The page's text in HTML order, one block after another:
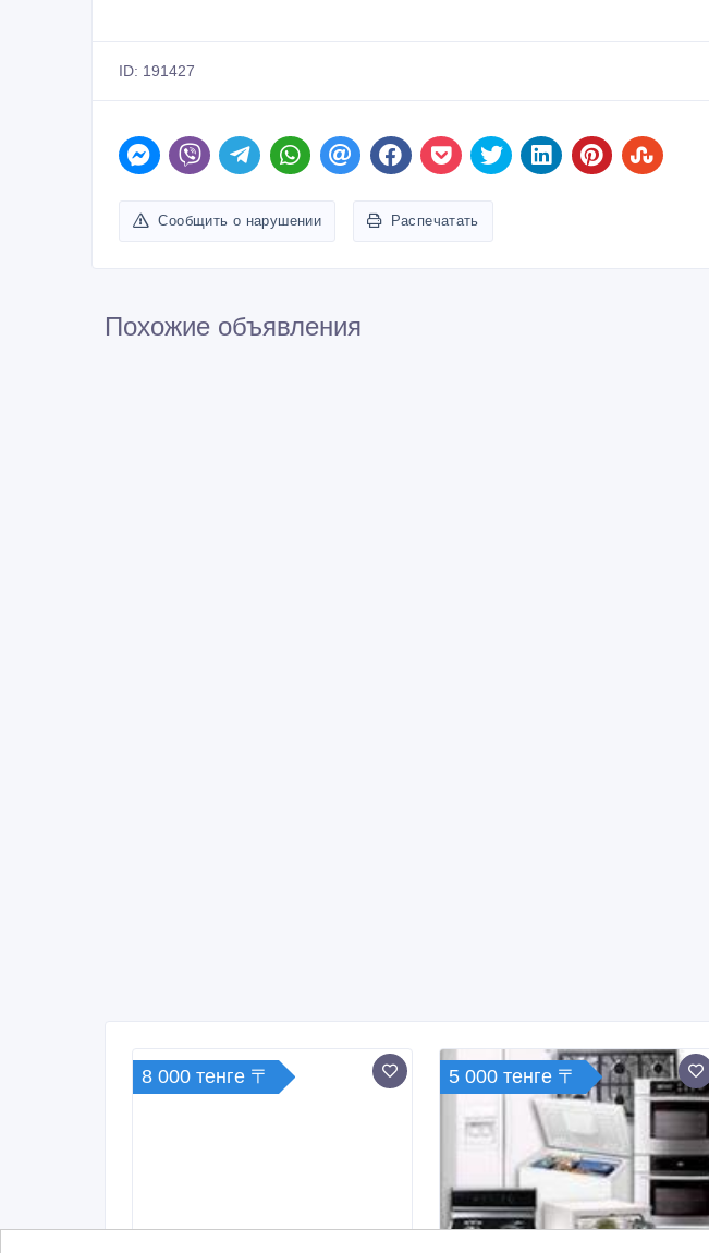
ID: 191427
Сообщить о нарушении Распечатать
Похожие объявления
8 000 тенге 〒 5 000 тенге 〒